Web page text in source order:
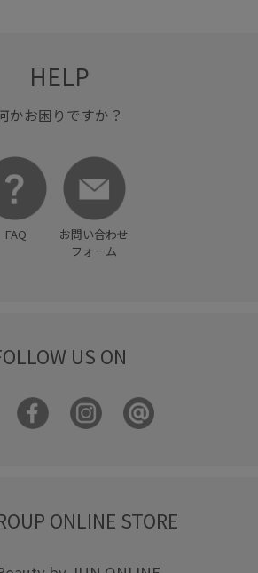
HELP
かお困りですか？
FAQ
お問い合わせ
フォーム
US ON
ONLINE STORE